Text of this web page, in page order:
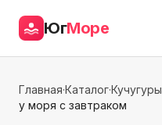
ЮгМоре
Главная·Каталог·Кучугуры
у моря с завтраком